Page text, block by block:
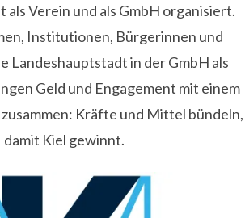
als Verein und als GmbH organisiert.
Institutionen, Bürgerinnen und
Landeshauptstadt in der GmbH als
Geld und Engagement mit einem
Kräfte und Mittel bündeln,
damit Kiel gewinnt.